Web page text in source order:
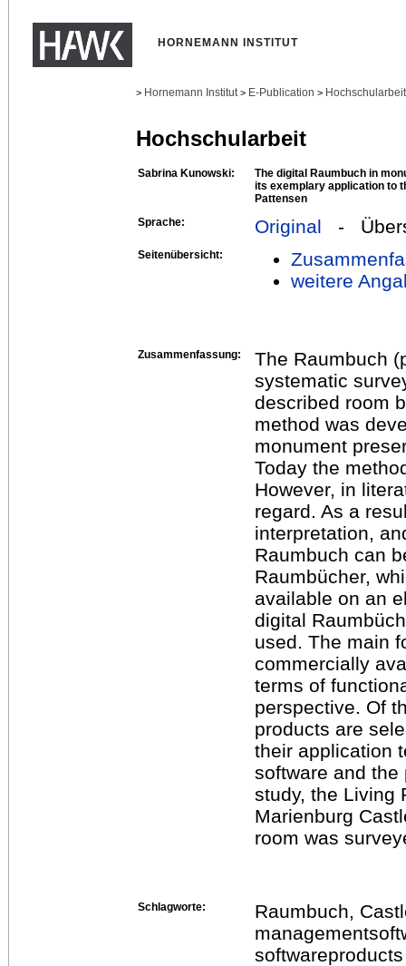
HORNEMANN INSTITUT
> Hornemann Institut > E-Publication >
Hochschularbeit
Sabrina Kunowski:
The digital Raumbuch in
its exemplary application to
Pattensen
Sprache:
Original -
Seitenübersicht:
weitere
Zusammenfassung:
The Raumbuch
systematic
described room
method was
monument
Today the
However, in
regard. As a
interpretation,
Raumbuch can
Raumbücher,
available on an
digital
used. The main
commercially
terms of
perspective. Of
products are
their application
software and the
study, the Living
Marienburg
room was
Schlagworte:
Raumbuch,